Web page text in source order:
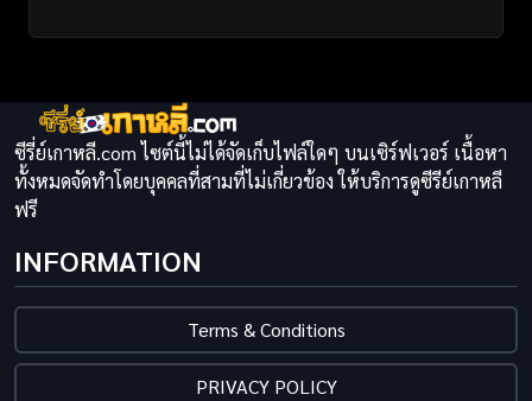
ซีรี่ย์เกาหลี.com ไซต์นี้ไม่ได้จัดเก็บไฟล์ใดๆ บนเซิร์ฟเวอร์ เนื้อหา
ทั้งหมดจัดทำโดยบุคคลที่สามที่ไม่เกี่ยวข้อง ให้บริการดูซีรีย์เกาหลี
ฟรี
INFORMATION
Terms & Conditions
PRIVACY POLICY